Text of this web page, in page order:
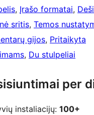
, Įrašo formatai,
sritis, Temos
gijos, Pritaikyta
, Du stulpeliai
per
instaliacijų: 100+